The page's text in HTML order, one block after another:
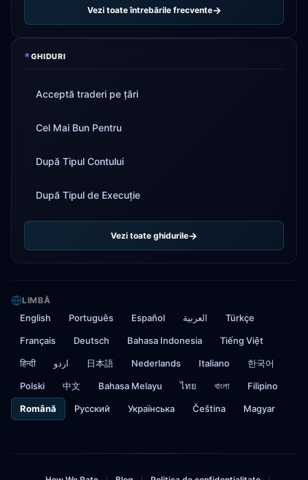
Vezi toate întrebările frecvente
*GHIDURI
Acceptă traderi pe țări
Cel Mai Bun Pentru
După Tipul Contului
După Tipul de Execuție
Vezi toate ghidurile
LIMBĂ
English Português Español العربية Türkçe
Français Deutsch Bahasa Indonesia Tiếng Việt
हिन्दी اردو 日本語 Nederlands Italiano 한국어
Polski 中文 Bahasa Melayu ไทย বাংলা Filipino
Română Русский Українська Čeština Magyar